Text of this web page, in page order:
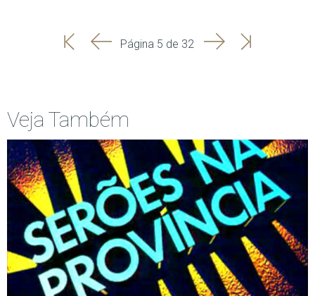
'
'
Página 5 de 32 SeguinteÚltima
Veja Também